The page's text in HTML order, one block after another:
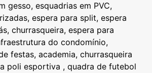
gesso, esquadrias em PVC,
espera para split, espera
churrasqueira, espera para
do condomínio,
festas, academia, churrasqueira
poli esportiva , quadra de futebol